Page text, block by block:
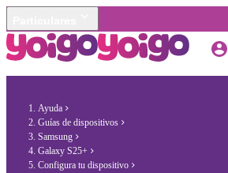
Ayuda
Guías de dispositivos
Samsung
Galaxy S25+
Configura tu dispositivo